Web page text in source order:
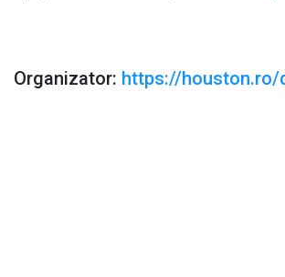
Organizator: https://houston.ro/